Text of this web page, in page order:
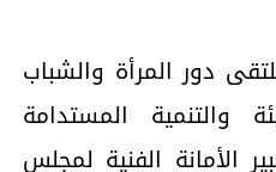
دور المرأة والشباب
والتنمية المستدامة
الأمانة الفنية لمجلس